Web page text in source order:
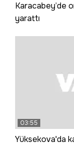
Karacabey’de
yarattı
03:55
Yüksekova'da